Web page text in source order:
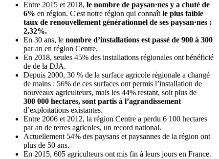
Entre 2015 et 2018, le nombre de paysan·nes y a chuté de
6% en région. C'est notre région qui connaîtle plus faible
taux de renouvellement générationnel de ses paysan·nes :
2,32%.
En 30 ans, le nombre d’installations est passé de 900 à 300
par an en région Centre.
En 2018, seules 45% des installations régionales ont bénéficié
de de la DJA.
Depuis 2000, 30 % de la surface agricole régionale a changé
de mains : 56% de ces surfaces ont permis l’installation de
nouveaux agriculteurs, mais les 44% restant, soit plus de
300 000 hectares, sont partis à l’agrandissement
d’exploitations existantes.
Entre 2006 et 2012, la région Centre a perdu 6 100 hectares
par an de terres agricoles, un record national.
Actuellement 54% des paysans et paysannes de la région ont
plus de 50 ans.
En 2015, 605 agriculteurs ont mis fin à leurs jours en France.